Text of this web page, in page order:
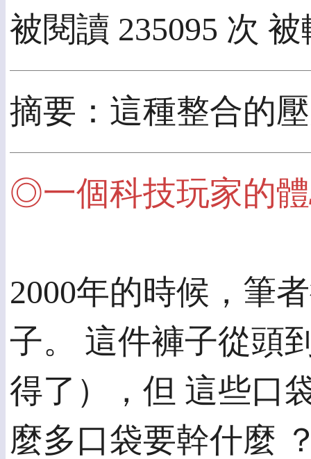
被閱讀 235095 次
摘要：這種整合的
◎一個科技玩家的
2000年的時候，筆
子。 這件褲子從頭
得了），但 這些口
麼多口袋要幹什麼